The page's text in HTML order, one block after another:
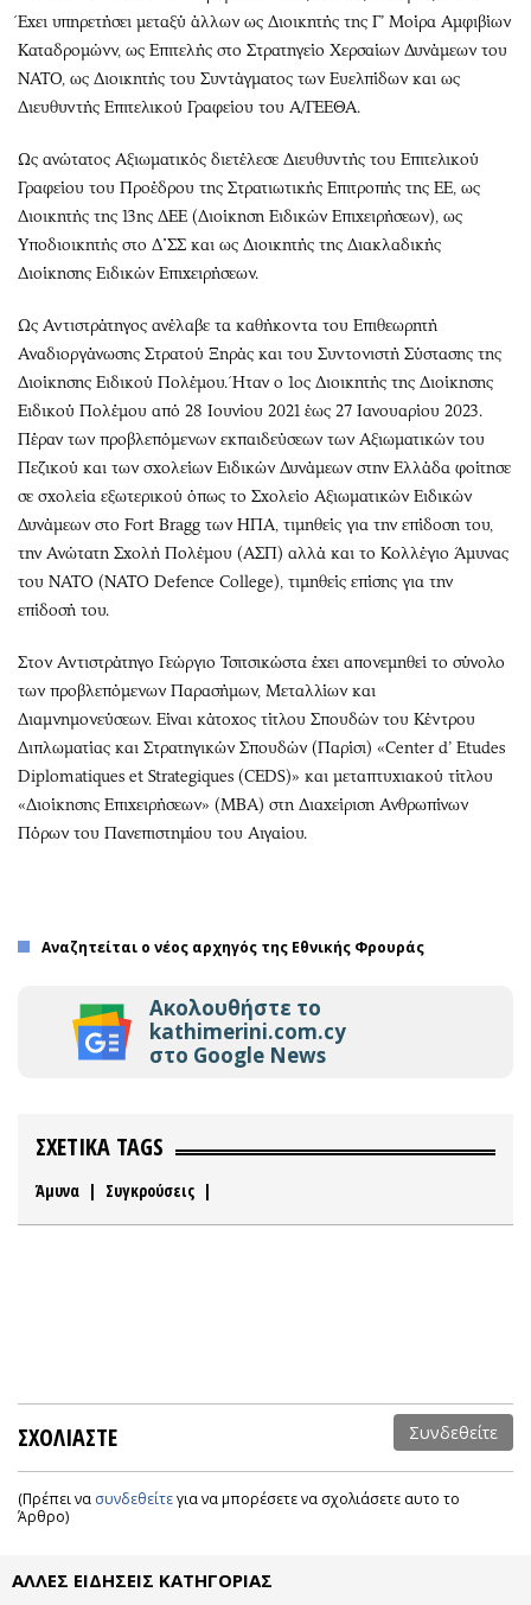
Έχει υπηρετήσει μεταξύ άλλων ως Διοικητής της Γ’ Μοίρα Αμφιβίων
Καταδρομώνν, ως Επιτελής στο Στρατηγείο Χερσαίων Δυνάμεων του
NATO, ως Διοικητής του Συντάγματος των Ευελπίδων και ως
Διευθυντής Επιτελικού Γραφείου του Α/ΓΕΕΘΑ.
Ως ανώτατος Αξιωματικός διετέλεσε Διευθυντής του Επιτελικού
Γραφείου του Προέδρου της Στρατιωτικής Επιτροπής της ΕΕ, ως
Διοικητής της 13ης ΔΕΕ (Διοίκηση Ειδικών Επιχειρήσεων), ως
Υποδιοικητής στο Δ΄ΣΣ και ως Διοικητής της Διακλαδικής
Διοίκησης Ειδικών Επιχειρήσεων.
Ως Αντιστράτηγος ανέλαβε τα καθήκοντα του Επιθεωρητή
Αναδιοργάνωσης Στρατού Ξηράς και του Συντονιστή Σύστασης της
Διοίκησης Ειδικού Πολέμου. Ήταν ο 1ος Διοικητής της Διοίκησης
Ειδικού Πολέμου από 28 Ιουνίου 2021 έως 27 Ιανουαρίου 2023.
Πέραν των προβλεπόμενων εκπαιδεύσεων των Αξιωματικών του
Πεζικού και των σχολείων Ειδικών Δυνάμεων στην Ελλάδα φοίτησε
σε σχολεία εξωτερικού όπως το Σχολείο Αξιωματικών Ειδικών
Δυνάμεων στο Fort Bragg των ΗΠΑ, τιμηθείς για την επίδοση του,
την Ανώτατη Σχολή Πολέμου (ΑΣΠ) αλλά και το Κολλέγιο Άμυνας
του NATO (NΑΤΟ Defence College), τιμηθείς επίσης για την
επίδοσή του.
Στον Αντιστράτηγο Γεώργιο Τσιτσικώστα έχει απονεμηθεί το σύνολο
των προβλεπόμενων Παρασήμων, Μεταλλίων και
Διαμνημονεύσεων. Είναι κάτοχος τίτλου Σπουδών του Κέντρου
Διπλωματίας και Στρατηγικών Σπουδών (Παρίσι) «Center d’ Etudes
Diplomatiques et Strategiques (CEDS)» και μεταπτυχιακού τίτλου
«Διοίκησης Επιχειρήσεων» (MBA) στη Διαχείριση Ανθρωπίνων
Πόρων του Πανεπιστημίου του Αιγαίου.
Αναζητείται ο νέος αρχηγός της Εθνικής Φρουράς
Ακολουθήστε το
kathimerini.com.cy
στο Google News
ΣΧΕΤΙΚΑ TAGS
Άμυνα | Συγκρούσεις |
ΣΧΟΛΙΑΣΤΕ Συνδεθείτε
(Πρέπει να συνδεθείτεγια να μπορέσετε να σχολιάσετε αυτο το
Άρθρο)
ΑΛΛΕΣ ΕΙΔΗΣΕΙΣ ΚΑΤΗΓΟΡΙΑΣ